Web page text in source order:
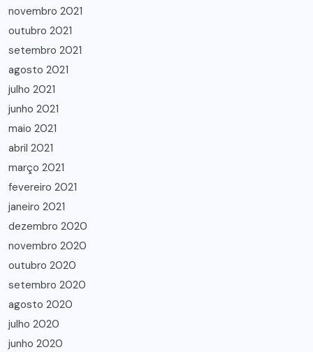
novembro 2021
outubro 2021
setembro 2021
agosto 2021
julho 2021
junho 2021
maio 2021
abril 2021
março 2021
fevereiro 2021
janeiro 2021
dezembro 2020
novembro 2020
outubro 2020
setembro 2020
agosto 2020
julho 2020
junho 2020